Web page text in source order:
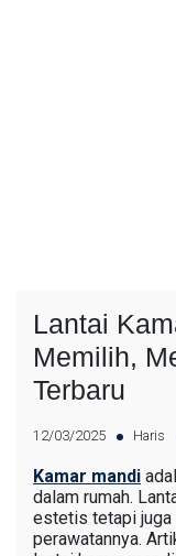
Lantai
Memilih,
Terbaru
12/03/2025 Haris
Kamar mandi
dalam rumah.
estetis tetapi juga
perawatannya.